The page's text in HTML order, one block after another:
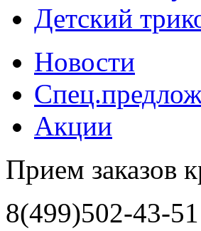
Детский
Новости
Акции
Прием заказов
8(499)502-43-51